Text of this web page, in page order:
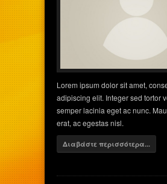
Lorem ipsum dolor sit amet,
adipiscing elit. Integer sed tortor
semper lacinia eget ac nunc.
erat, ac egestas nisl.
Διαβάστε περισσότερα...